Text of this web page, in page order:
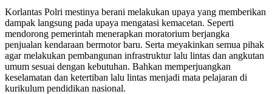
Korlantas Polri mestinya berani melakukan upaya yang memberikan
dampak langsung pada upaya mengatasi kemacetan. Seperti
mendorong pemerintah menerapkan moratorium berjangka
penjualan kendaraan bermotor baru. Serta meyakinkan semua pihak
agar melakukan pembangunan infrastruktur lalu lintas dan angkutan
umum sesuai dengan kebutuhan. Bahkan memperjuangkan
keselamatan dan ketertiban lalu lintas menjadi mata pelajaran di
kurikulum pendidikan nasional.